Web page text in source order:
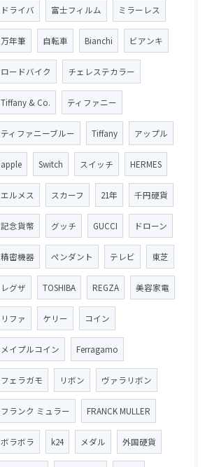
ドライバ 富士フィルム ミラーレス
万年筆 自転車 Bianchi ビアンキ
ロードバイク チェレステカラー
Tiffany & Co. ティファニー
ティファニーブルー Tiffany アップル
apple Switch スイッチ HERMES
エルメス スカーフ 21年 千円硬貨
記念貨幣 グッチ GUCCI ドローン
精密機器 ペンダント テレビ 東芝
レグザ TOSHIBA REGZA 美容家電
リファ ケリー コイン
メイプルコイン Ferragamo
フェラガモ リボン ヴァラリボン
フランク ミュラー FRANCK MULLER
ボラボラ k24 メダル 外国硬貨